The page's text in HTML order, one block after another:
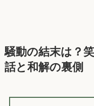
騒動の結末は？
話と和解の裏側